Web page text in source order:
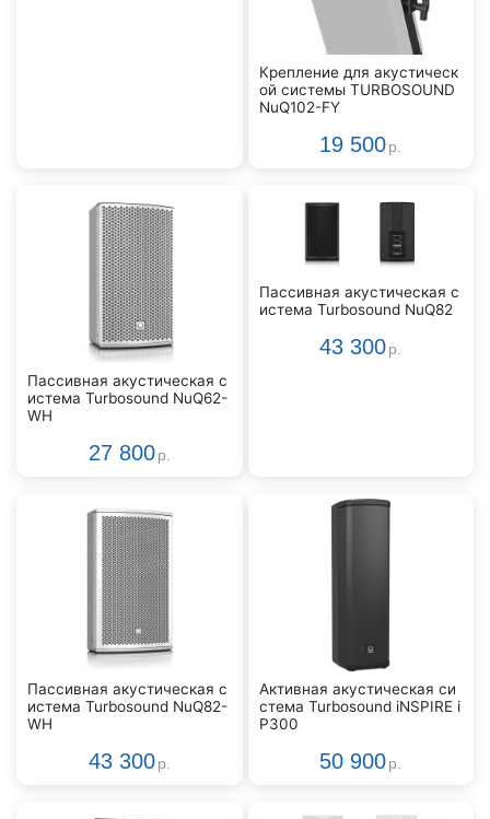
Крепление для акустическ
ой системы TURBOSOUND
NuQ102-FY
19 500 р.
Пассивная акустическая с
истема Turbosound NuQ62-
WH
27 800 р.
Пассивная акустическая с
истема Turbosound NuQ82
43 300 р.
Пассивная акустическая с
истема Turbosound NuQ82-
WH
43 300 р.
Активная акустическая си
стема Turbosound iNSPIRE i
P300
50 900 р.